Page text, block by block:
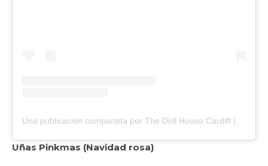
Uñas Pinkmas (Navidad rosa)